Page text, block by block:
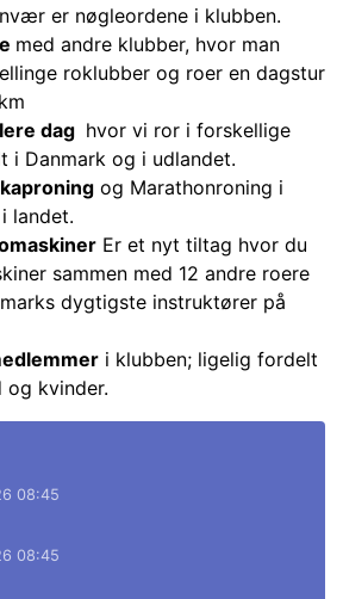
er nøgleordene i klubben.
med andre klubber, hvor man
roklubber og roer en dagstur
dag hvor vi ror i forskellige
i Danmark og i udlandet.
og Marathonroning i
landet.
Er et nyt tiltag hvor du
sammen med 12 andre roere
dygtigste instruktører på
i klubben; ligelig fordelt
kvinder.
08:45
08:45